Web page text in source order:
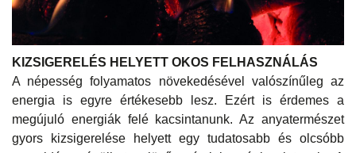
KIZSIGERELÉS HELYETT OKOS FELHASZNÁLÁS
A népesség folyamatos növekedésével valószínűleg az
energia is egyre értékesebb lesz. Ezért is érdemes a
megújuló energiák felé kacsintanunk. Az anyatermészet
gyors kizsigerelése helyett egy tudatosabb és olcsóbb